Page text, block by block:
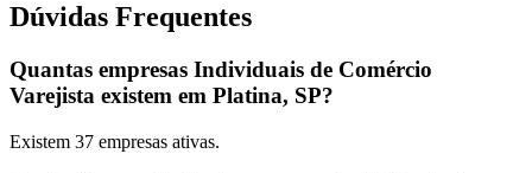
Dúvidas Frequentes
Quantas empresas Individuais de Comércio
Varejista existem em Platina, SP?
Existem 37 empresas ativas.